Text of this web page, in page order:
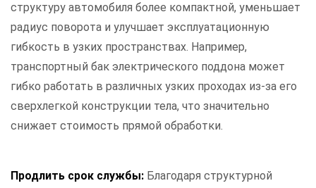
структуру автомобиля более компактной, уменьшает
радиус поворота и улучшает эксплуатационную
гибкость в узких пространствах. Например,
транспортный бак электрического поддона может
гибко работать в различных узких проходах из-за его
сверхлегкой конструкции тела, что значительно
снижает стоимость прямой обработки.
Продлить срок службы: Благодаря структурной